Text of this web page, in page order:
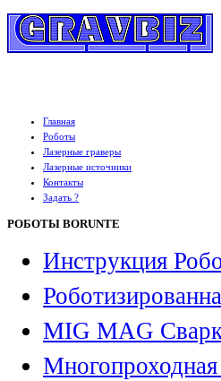
Главная
Роботы
Лазерные граверы
Лазерные источники
Контакты
Задать ?
РОБОТЫ BORUNTE
Инструкция
MIG MAG